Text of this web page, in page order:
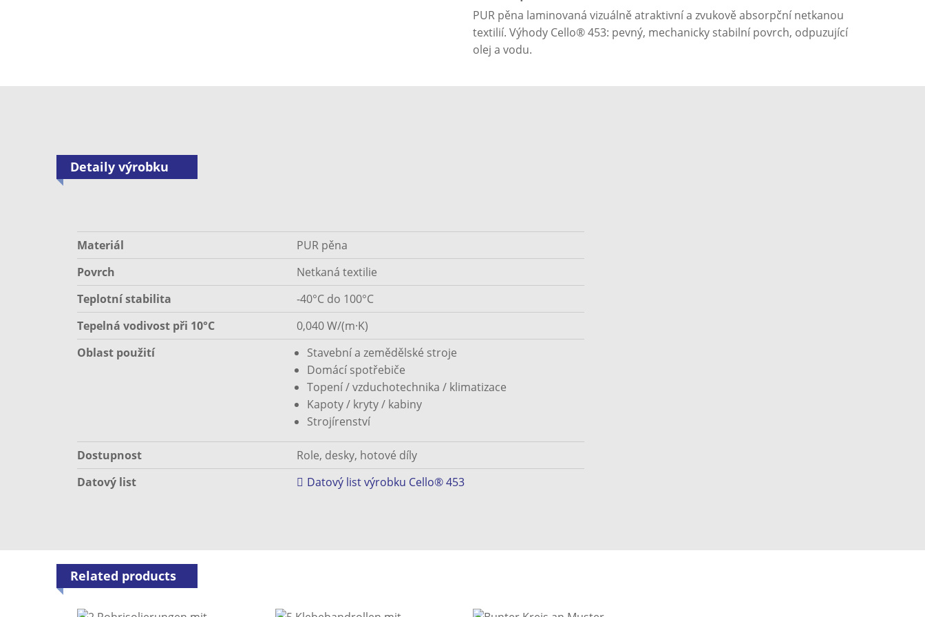
PUR pěna laminovaná vizuálně atraktivní a zvukově absorpční netkanou
textilií. Výhody Cello® 453: pevný, mechanicky stabilní povrch, odpuzující
olej a vodu.
Detaily výrobku
Materiál
PUR pěna
Povrch
Netkaná textilie
Teplotní stabilita
-40°C do 100°C
Tepelná vodivost při 10°C
0,040 W/(m·K)
Oblast použití
Stavební a zemědělské stroje
Domácí spotřebiče
Topení / vzduchotechnika / klimatizace
Kapoty / kryty / kabiny
Strojírenství
Dostupnost
Role, desky, hotové díly
Datový list
Datový list výrobku Cello® 453
Related products